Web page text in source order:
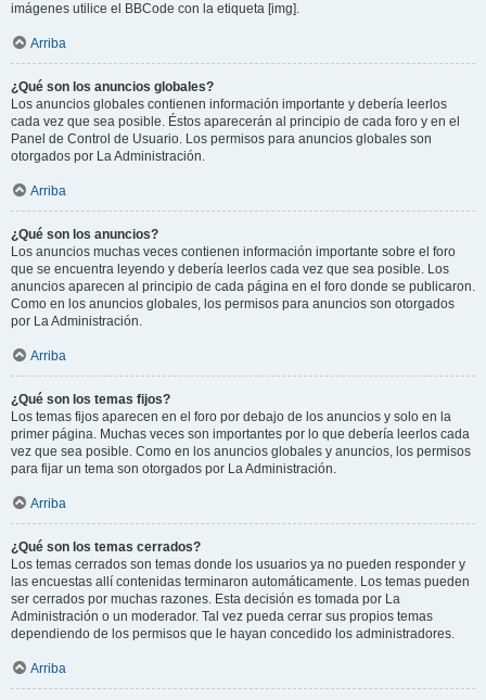
imágenes utilice el BBCode con la etiqueta [img].
Arriba
¿Qué son los anuncios globales?
Los anuncios globales contienen información importante y debería leerlos
cada vez que sea posible. Éstos aparecerán al principio de cada foro y en el
Panel de Control de Usuario. Los permisos para anuncios globales son
otorgados por La Administración.
Arriba
¿Qué son los anuncios?
Los anuncios muchas veces contienen información importante sobre el foro
que se encuentra leyendo y debería leerlos cada vez que sea posible. Los
anuncios aparecen al principio de cada página en el foro donde se publicaron.
Como en los anuncios globales, los permisos para anuncios son otorgados
por La Administración.
Arriba
¿Qué son los temas fijos?
Los temas fijos aparecen en el foro por debajo de los anuncios y solo en la
primer página. Muchas veces son importantes por lo que debería leerlos cada
vez que sea posible. Como en los anuncios globales y anuncios, los permisos
para fijar un tema son otorgados por La Administración.
Arriba
¿Qué son los temas cerrados?
Los temas cerrados son temas donde los usuarios ya no pueden responder y
las encuestas allí contenidas terminaron automáticamente. Los temas pueden
ser cerrados por muchas razones. Esta decisión es tomada por La
Administración o un moderador. Tal vez pueda cerrar sus propios temas
dependiendo de los permisos que le hayan concedido los administradores.
Arriba